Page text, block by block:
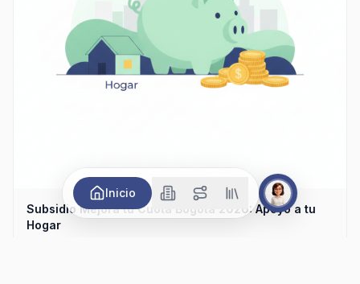
Subsidio Mejora tu Cuota Bogotá 2026: Apoyo a tu
Hogar
Inicio